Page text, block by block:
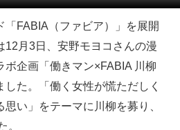
ド
来
FABIA（ファビア）」を展開
12月3日、安野モヨコさんの漫
ボ企画「働きマン×FABIA 川柳
た。「働く女性が慌ただしく
い」をテーマに川柳を募り、
。